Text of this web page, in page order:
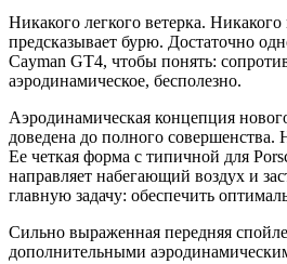
Никакого легкого ветерка.
предсказывает бурю. Достаточно
Cayman GT4, чтобы понять:
аэродинамическое, бесполезно.
Аэродинамическая концепция
доведена до полного совершенства.
Ее четкая форма с типичной для
направляет набегающий воздух и
главную задачу: обеспечить
Сильно выраженная передняя
дополнительными